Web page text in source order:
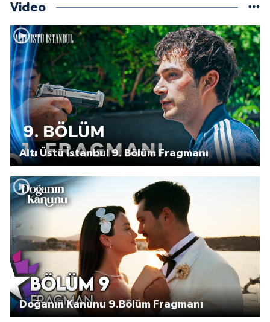
Video
Altı Üstü İstanbul 9. Bölüm Fragmanı
Doğanın Kanunu 9.Bölüm Fragmanı